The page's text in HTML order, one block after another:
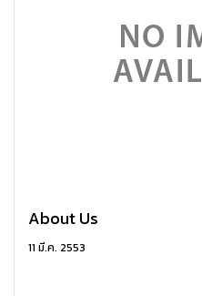
About Us
11 มี.ค. 2553